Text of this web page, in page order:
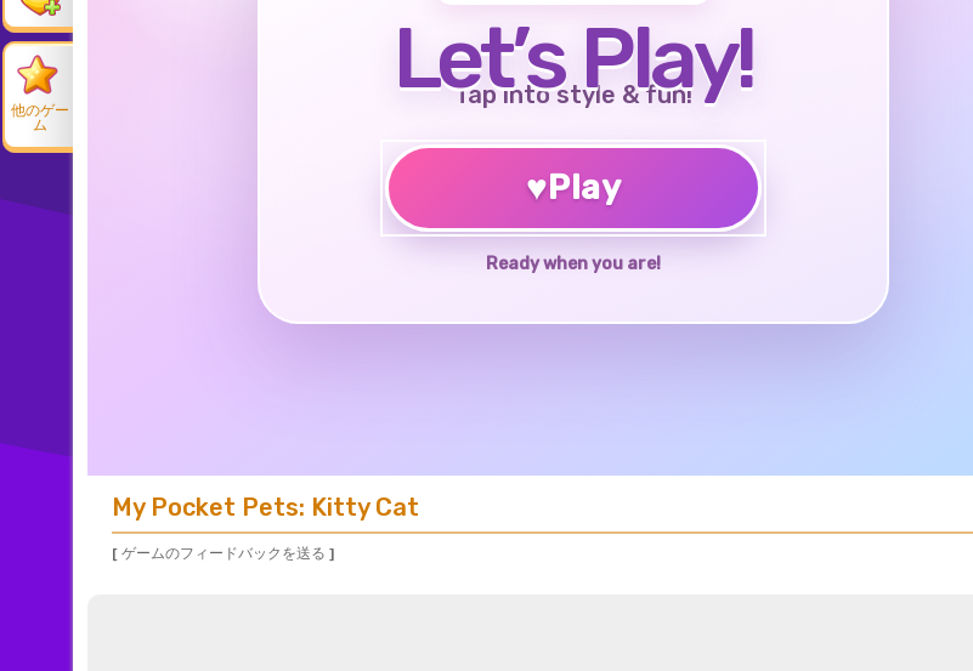
他のゲー
ム
Let’s Play!
Tap into style & fun!
♥Play
Ready when you are!
My Pocket Pets: Kitty Cat
[ ゲームのフィードバックを送る ]